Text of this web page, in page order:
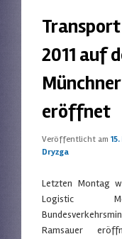
2011 auf
eröffnet
Veröffentlicht am
Dryzga
Letzten Montag
Logistic
Ramsauer